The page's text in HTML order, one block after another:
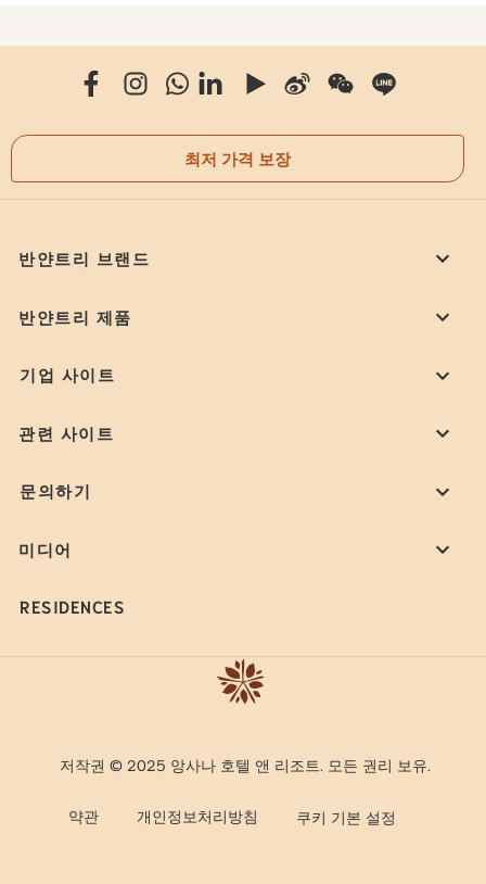
최저 가격 보장
반얀트리 브랜드
반얀트리 제품
기업 사이트
관련 사이트
문의하기
미디어
RESIDENCES
저작권 © 2025 앙사나 호텔 앤 리조트. 모든 권리 보유.
약관 개인정보처리방침 쿠키 기본 설정